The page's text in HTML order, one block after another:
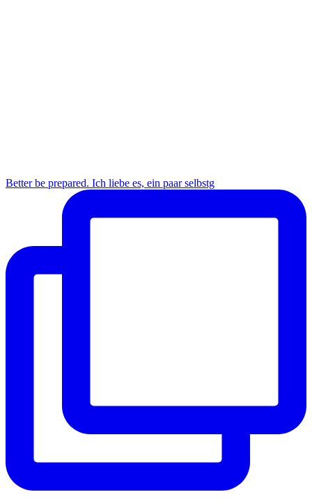
Better be prepared. Ich liebe es, ein paar selbstg